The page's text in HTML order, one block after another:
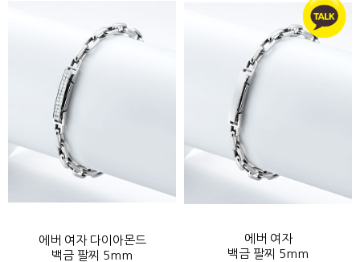
에버 여자 다이아몬드
백금 팔찌 5mm
에버 여자
백금 팔찌 5mm